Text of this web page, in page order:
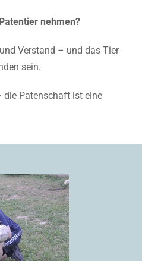
nehmen?
Verstand – und das Tier
sein.
die Patenschaft ist eine